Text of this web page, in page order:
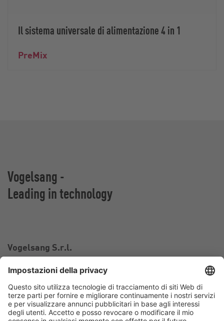
Il sistema universale di alimentazione 4 in 1
PreMix
Vogelsang -
Leading in technology
Vogelsang S.r.l.
Via Bertolino 9/A
26025 Pandino CR
Italia
Contatto